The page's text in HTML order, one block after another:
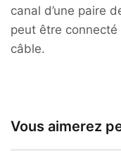
canal d’une paire
peut être
câble.
Vous aimerez